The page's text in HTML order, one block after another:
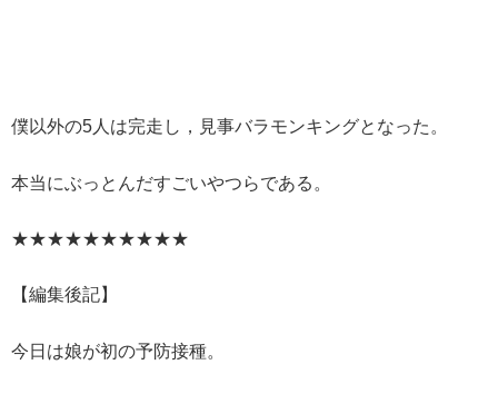
僕以外の5人は完走し，見事バラモンキングとなった。
本当にぶっとんだすごいやつらである。
★★★★★★★★★★
【編集後記】
今日は娘が初の予防接種。